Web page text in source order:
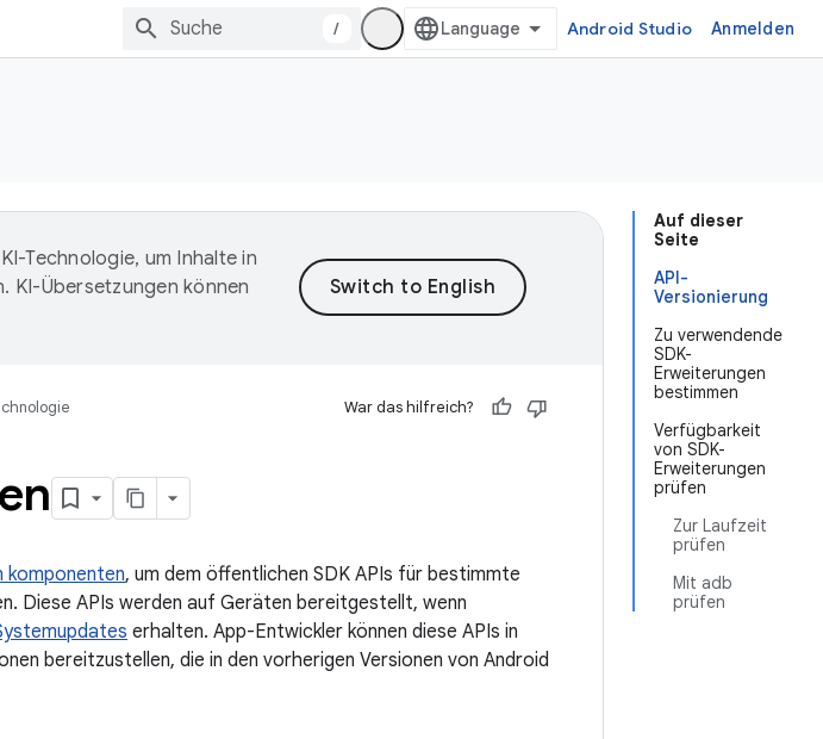
/ Android Studio Anmelden
Auf dieser
Seite
API-
Versionierung
Zu verwendende
SDK-
Erweiterungen
bestimmen
Verfügbarkeit
von SDK-
Erweiterungen
prüfen
Zur Laufzeit
prüfen
Mit adb
prüfen
Technologie, um Inhalte in
KI-Übersetzungen können
War das hilfreich?
komponenten, um dem öffentlichen SDK APIs für bestimmte
Diese APIs werden auf Geräten bereitgestellt, wenn
erhalten. App-Entwickler können diese APIs in
bereitzustellen, die in den vorherigen Versionen von Android